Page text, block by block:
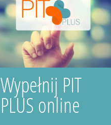
Wypełnij PIT
PLUS online